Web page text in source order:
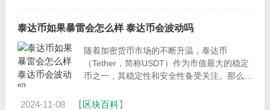
泰达币如果暴雷会怎么样 泰达币会波动吗
随着加密货币市场的不断升温，泰达币
（Tether，简称USDT）作为市值最大的稳定
币之一，其稳定性和安全性备受关注。那么，
将围绕泰达币的定义、重要
2024-11-08 【区块百科】